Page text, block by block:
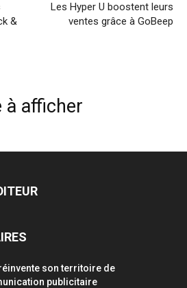
&
Les Hyper U boostent leurs
ventes grâce à GoBeep
à afficher
son territoire de
publicitaire